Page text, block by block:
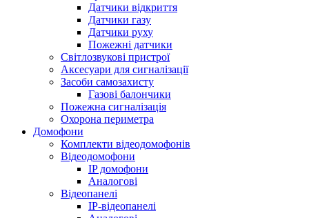
Датчики відкриття
Датчики газу
Датчики руху
Пожежні датчики
Світлозвукові пристрої
Аксесуари для сигналізації
Засоби самозахисту
Газові балончики
Пожежна сигналізація
Охорона периметра
Домофони
Комплекти відеодомофонів
Відеодомофони
IP домофони
Аналогові
Відеопанелі
IP-відеопанелі